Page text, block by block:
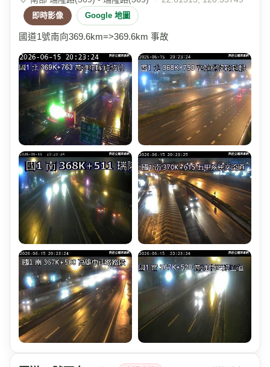
即時影像 Google 地圖
國道1號南向369.6km=>369.6km 事故